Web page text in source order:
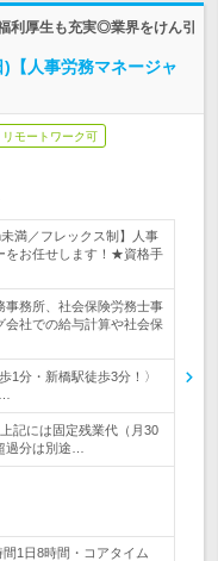
利厚生も充実◎業界をけん引
人事労務マネージャ
リモートワーク可
満／フレックス制】人事
をお任せします！★資格手
事務所、社会保険労務士事
会社での給与計算や社会保
1分・新橋駅徒歩3分！〉
記には固定残業代（月30
過分は別途…
1日8時間・コアタイム